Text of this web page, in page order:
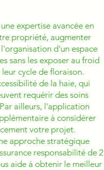
expertise avancée en
propriété, augmenter
d'un espace
sans les exposer au froid
cycle de floraison.
de la haie, qui
requérir des soins
ailleurs, l'application
à considérer
votre projet.
approche stratégique
responsabilité de 2
aide à obtenir le meilleur